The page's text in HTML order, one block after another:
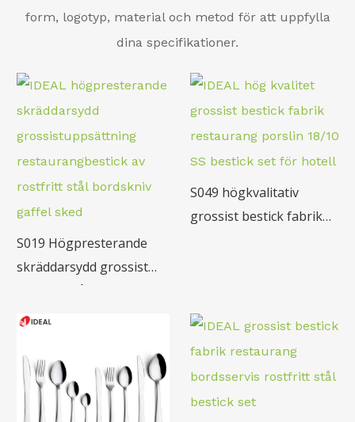
form, logotyp, material och metod för att uppfylla
dina specifikationer.
S019 Högpresterande
skräddarsydd grossist
rostfritt stål bordskniv
gaffel sked
S049 högkvalitativ
grossist bestick fabrik